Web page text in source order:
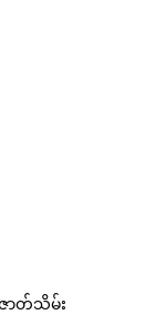
ဇာတ်သိမ်း